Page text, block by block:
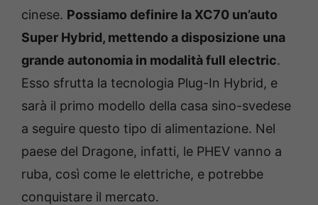
cinese. Possiamo definire la XC70 un’auto
Super Hybrid, mettendo a disposizione una
grande autonomia in modalità full electric.
Esso sfrutta la tecnologia Plug-In Hybrid, e
sarà il primo modello della casa sino-svedese
a seguire questo tipo di alimentazione. Nel
paese del Dragone, infatti, le PHEV vanno a
ruba, così come le elettriche, e potrebbe
conquistare il mercato.